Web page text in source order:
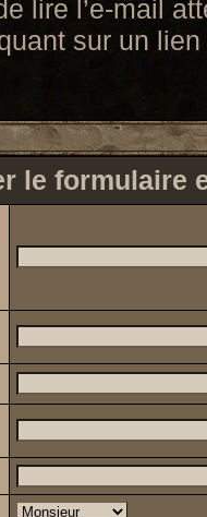
lire l’e-mail
sur un lien
le formulaire